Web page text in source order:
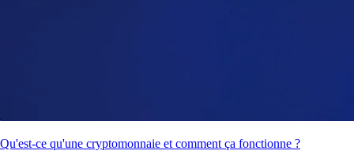
Qu'est-ce qu'une cryptomonnaie et comment ça fonctionne ?